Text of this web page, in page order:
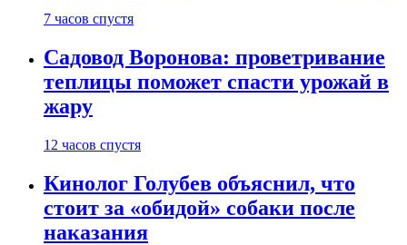
7 часов спустя
Садовод Воронова: проветривание
теплицы поможет спасти урожай в
жару
12 часов спустя
Кинолог Голубев объяснил, что
стоит за «обидой» собаки после
наказания